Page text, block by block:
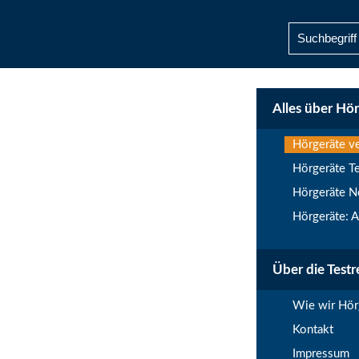
Alles über
Hörgeräte
Hörgeräte
Hörgeräte
Hörgeräte:
Über die
Wie wir
Kontakt
Impressum